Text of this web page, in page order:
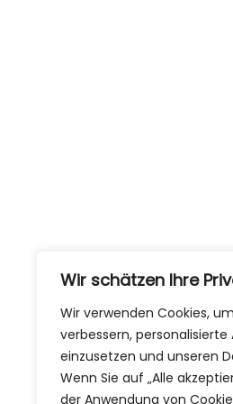
Wir schätzen Ihre
Wir verwenden Cookies,
verbessern,
einzusetzen und unseren
Wenn Sie auf „Alle
der Anwendung von